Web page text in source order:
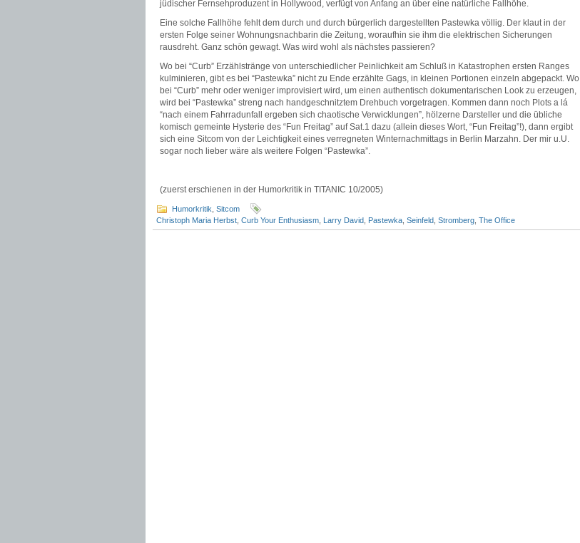
jüdischer Fernsehproduzent in Hollywood, verfügt von Anfang an über eine natürliche Fallhöhe.
Eine solche Fallhöhe fehlt dem durch und durch bürgerlich dargestellten Pastewka völlig. Der klaut in der
ersten Folge seiner Wohnungsnachbarin die Zeitung, woraufhin sie ihm die elektrischen Sicherungen
rausdreht. Ganz schön gewagt. Was wird wohl als nächstes passieren?
Wo bei “Curb” Erzählstränge von unterschiedlicher Peinlichkeit am Schluß in Katastrophen ersten Ranges
kulminieren, gibt es bei “Pastewka” nicht zu Ende erzählte Gags, in kleinen Portionen einzeln abgepackt. Wo
bei “Curb” mehr oder weniger improvisiert wird, um einen authentisch dokumentarischen Look zu erzeugen,
wird bei “Pastewka” streng nach handgeschnitztem Drehbuch vorgetragen. Kommen dann noch Plots a lá
“nach einem Fahrradunfall ergeben sich chaotische Verwicklungen”, hölzerne Darsteller und die übliche
komisch gemeinte Hysterie des “Fun Freitag” auf Sat.1 dazu (allein dieses Wort, “Fun Freitag”!), dann ergibt
sich eine Sitcom von der Leichtigkeit eines verregneten Winternachmittags in Berlin Marzahn. Der mir u.U.
sogar noch lieber wäre als weitere Folgen “Pastewka”.
(zuerst erschienen in der Humorkritik in TITANIC 10/2005)
Humorkritik Sitcom
Christoph Maria Herbst Curb Your Enthusiasm Larry David Pastewka Seinfeld Stromberg The Office